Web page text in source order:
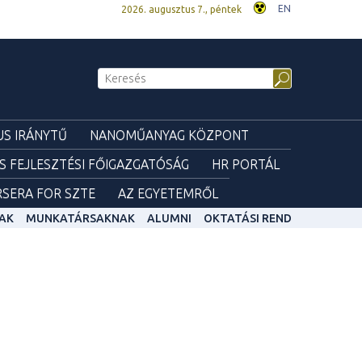
2026. augusztus 7., péntek EN
IRÁNYTŰ
NANOMŰANYAG KÖZPONT
FEJLESZTÉSI FŐIGAZGATÓSÁG
HR PORTÁL
FOR SZTE
AZ EGYETEMRŐL
MUNKATÁRSAKNAK ALUMNI OKTATÁSI REND